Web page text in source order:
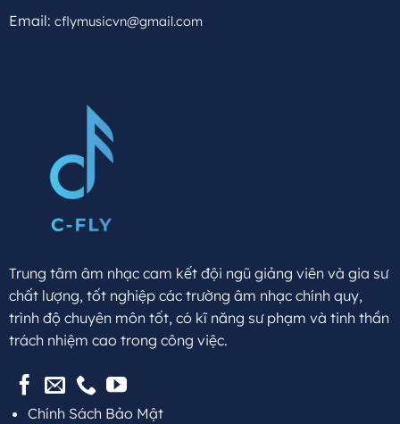
Email: cflymusicvn@gmail.com
Trung tâm âm nhạc cam kết đội ngũ giảng viên và gia sư
chất lượng, tốt nghiệp các trường âm nhạc chính quy,
trình độ chuyên môn tốt, có kĩ năng sư phạm và tinh thần
trách nhiệm cao trong công việc.
Chính Sách Bảo Mật